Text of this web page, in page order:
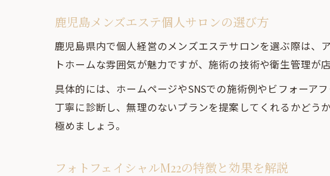
鹿児島メンズエステ個人サロンの選び方
鹿児島県内で個人経営のメンズエステサロンを選ぶ際は、
トホームな雰囲気が魅力ですが、施術の技術や衛生管理が
具体的には、ホームページやSNSでの施術例やビフォーア
丁寧に診断し、無理のないプランを提案してくれるかどう
極めましょう。
フォトフェイシャルM22の特徴と効果を解説